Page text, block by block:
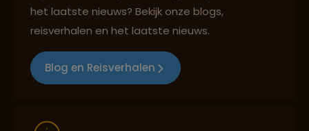
Best beoordeelde reisroutes
het laatste nieuws? Bekijk onze blogs,
reisverhalen en het laatste nieuws.
Blog en Reisverhalen